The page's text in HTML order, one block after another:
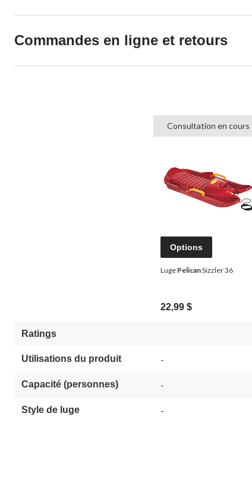
Commandes en ligne et retours
Consultation en cours
Options
Luge PelicanSizzler 36
22,99 $
Ratings
Utilisations du produit -
Capacité (personnes) -
Style de luge -